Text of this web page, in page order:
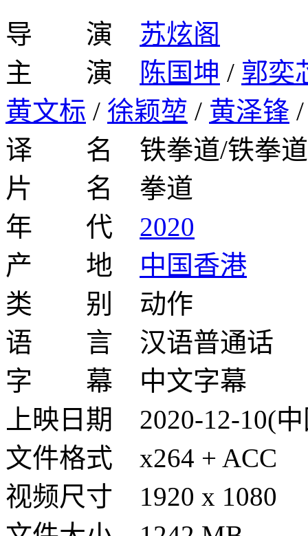
导 演 苏炫阁
主 演
陈国坤 / 郭奕
黄文标 / 徐颖堃 / 黄泽锋
译 名 铁拳道/铁拳道
片 名 拳道
年 代 2020
产 地 中国香港
类 别 动作
语 言 汉语普通话
字 幕 中文字幕
上映日期 2020-12-10(
文件格式 x264 + ACC
视频尺寸 1920 x 1080